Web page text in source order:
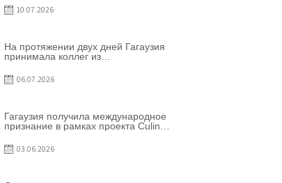
предпринимательства – 2026
10.07.2026
На протяжении двух дней Гагаузия
принимала коллег из
Республики Молдова
06.07.2026
Гагаузия получила международное
признание в рамках проекта Culinary
03.06.2026